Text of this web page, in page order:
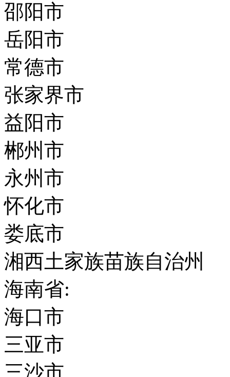
邵阳市
岳阳市
常德市
张家界市
益阳市
郴州市
永州市
怀化市
娄底市
湘西土家族苗族自治州
海南省:
海口市
三亚市
三沙市